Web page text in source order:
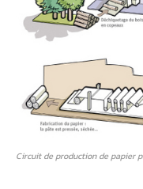
Circuit de production de papier